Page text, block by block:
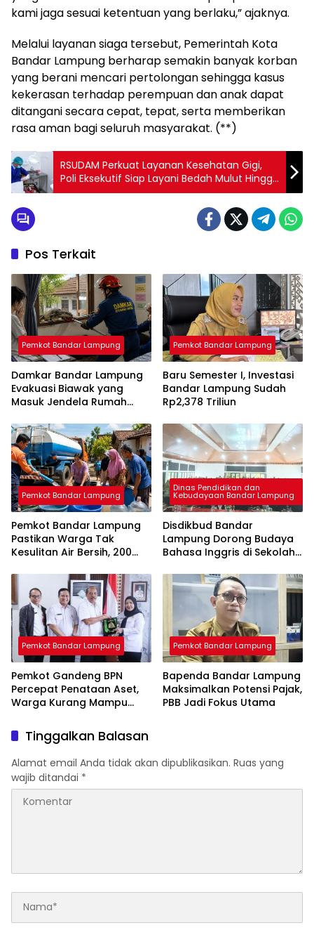
kami jaga sesuai ketentuan yang berlaku,” ajaknya.
Melalui layanan siaga tersebut, Pemerintah Kota
Bandar Lampung berharap semakin banyak korban
yang berani mencari pertolongan sehingga kasus
kekerasan terhadap perempuan dan anak dapat
ditangani secara cepat, tepat, serta memberikan
rasa aman bagi seluruh masyarakat. (**)
RSUDAM Perkuat Layanan Kesehatan Gigi,
Poli Eksekutif Siap Layani Bedah Mulut Hingga
Perawatan Gigi Komprehensif
Pos Terkait
Pemkot Bandar Lampung
Damkar Bandar Lampung
Evakuasi Biawak yang
Masuk Jendela Rumah
Pemkot Bandar Lampung
Baru Semester I, Investasi
Bandar Lampung Sudah
Rp2,378 Triliun
Pemkot Bandar Lampung
Pemkot Bandar Lampung
Pastikan Warga Tak
Kesulitan Air Bersih, 200
Dinas Pendidikan dan
Kebudayaan Bandar Lampung
Disdikbud Bandar
Lampung Dorong Budaya
Bahasa Inggris di Sekolah
Berprestasi
Pemkot Bandar Lampung
Pemkot Gandeng BPN
Percepat Penataan Aset,
Warga Kurang Mampu
Tanah
Pemkot Bandar Lampung
Bapenda Bandar Lampung
Maksimalkan Potensi Pajak,
PBB Jadi Fokus Utama
Tinggalkan Balasan
Alamat email Anda tidak akan dipublikasikan. Ruas yang
wajib ditandai *